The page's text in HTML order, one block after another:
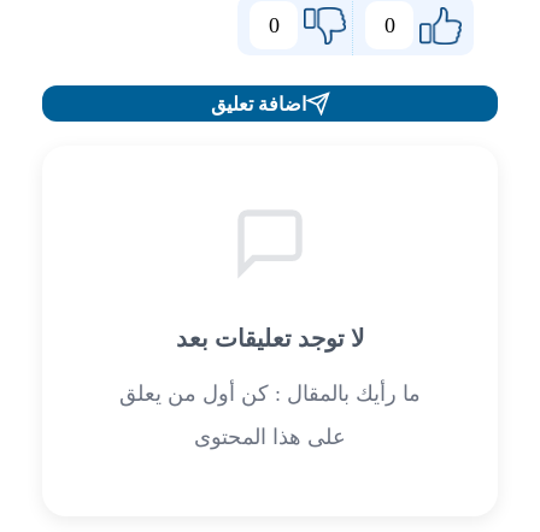
0
0
اضافة تعليق
لا توجد تعليقات بعد
ما رأيك بالمقال : كن أول من يعلق
على هذا المحتوى